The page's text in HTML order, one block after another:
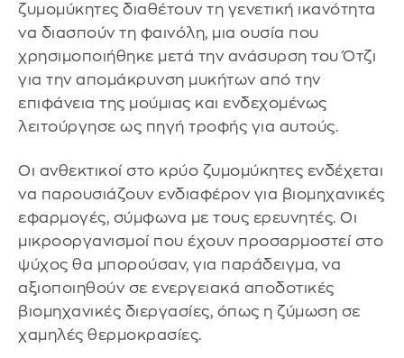
ζυμομύκητες διαθέτουν τη γενετική ικανότητα
να διασπούν τη φαινόλη, μια ουσία που
χρησιμοποιήθηκε μετά την ανάσυρση του Ότζι
για την απομάκρυνση μυκήτων από την
επιφάνεια της μούμιας και ενδεχομένως
λειτούργησε ως πηγή τροφής για αυτούς.
Οι ανθεκτικοί στο κρύο ζυμομύκητες ενδέχεται
να παρουσιάζουν ενδιαφέρον για βιομηχανικές
εφαρμογές, σύμφωνα με τους ερευνητές. Οι
μικροοργανισμοί που έχουν προσαρμοστεί στο
ψύχος θα μπορούσαν, για παράδειγμα, να
αξιοποιηθούν σε ενεργειακά αποδοτικές
βιομηχανικές διεργασίες, όπως η ζύμωση σε
χαμηλές θερμοκρασίες.